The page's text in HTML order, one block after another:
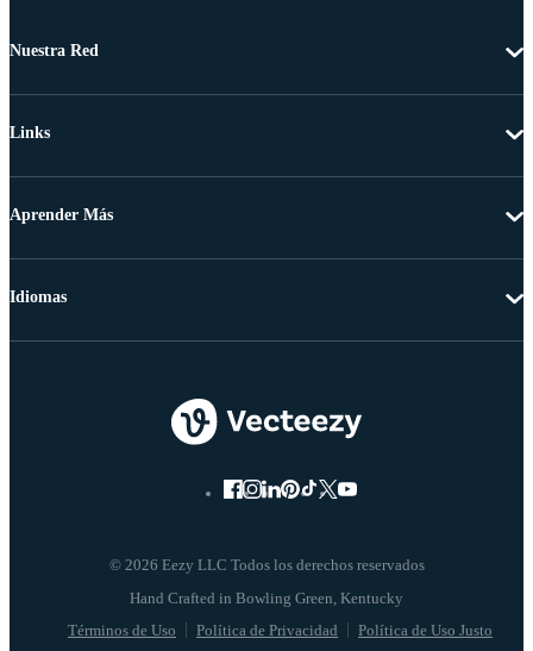
Nuestra Red
Links
Aprender Más
© 2026 Eezy LLC Todos los derechos reservados
Términos de Uso Política de Privacidad Política de Uso Justo
Idiomas